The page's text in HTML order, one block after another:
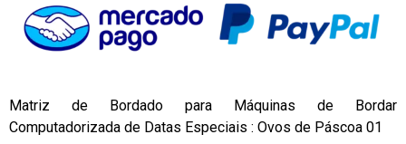
Matriz de Bordado para Máquinas de Bordar
Computadorizada de Datas Especiais : Ovos de Páscoa 01